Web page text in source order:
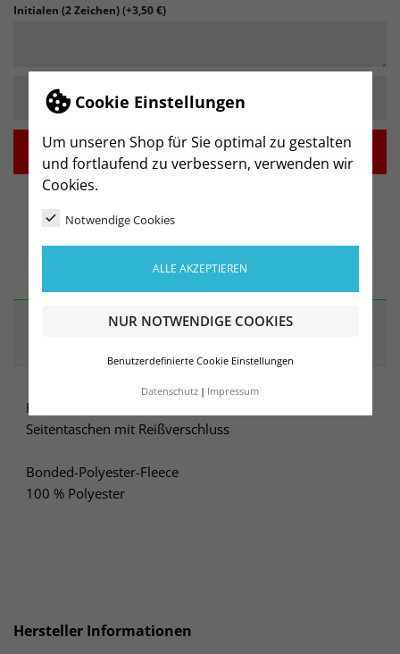
Cookie Einstellungen
Um unseren Shop für Sie optimal zu gestalten
und fortlaufend zu verbessern, verwenden wir
Cookies.
Notwendige Cookies
ALLE AKZEPTIEREN
NUR NOTWENDIGE COOKIES
Benutzerdefinierte Cookie Einstellungen
Datenschutz Impressum
Initialen (2 Zeichen)(+3,50 €)
 IN DEN WARENKORB
BESCHREIBUNG
Kontrasteinsatz in Wabenstruktur
Seitentaschen mit Reißverschluss
Bonded-Polyester-Fleece
100 % Polyester
Hersteller Informationen